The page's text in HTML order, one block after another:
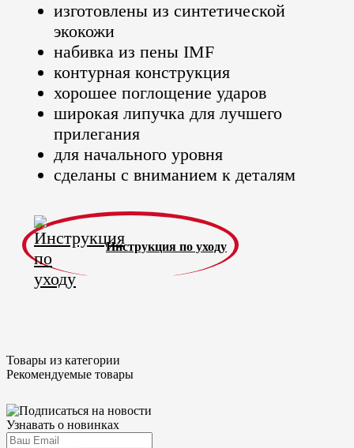
изготовлены из синтетической
экокожи
набивка из пены IMF
контурная конструкция
хорошее поглощение ударов
широкая липучка для лучшего
прилегания
для начального уровня
сделаны с вниманием к деталям
Инструкция по уходу
Товары из категории
Рекомендуемые товары
Узнавать о новинках